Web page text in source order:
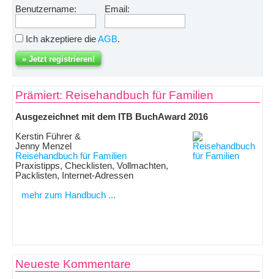
Benutzername: Email:
Ich akzeptiere dieAGB.
Prämiert: Reisehandbuch für Familien
Ausgezeichnet mit dem ITB BuchAward 2016
Kerstin Führer &
Jenny Menzel
Reisehandbuch für Familien
Praxistipps, Checklisten, Vollmachten,
Packlisten, Internet-Adressen
mehr zum Handbuch ...
Neueste Kommentare